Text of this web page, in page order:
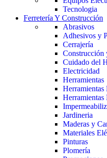
Tecnologia
Ferretería Y Construcción
Abrasivos
Adhesivos y
Cerrajería
Construcción
Cuidado del
Electricidad
Herramientas
Herramientas
Herramientas
Jardineria
Maderas y
Materiales
Pinturas
Plomería